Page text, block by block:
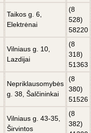
Taikos g. 6,
Elektrėnai
(8
528)
58220
Vilniaus g. 10,
Lazdijai
(8
318)
51363
Nepriklausomybės
g. 38, Šalčininkai
(8
380)
51526
Vilniaus g. 43-35,
Širvintos
(8
382)